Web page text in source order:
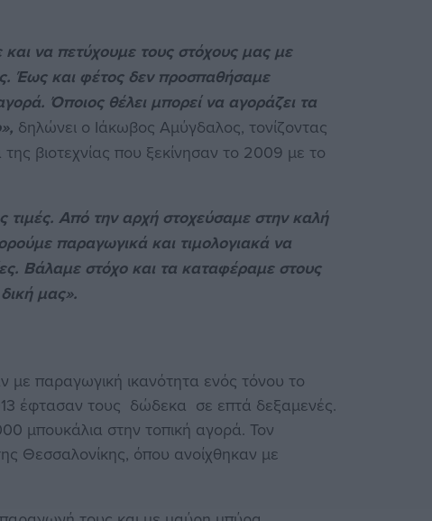
να πετύχουμε τους στόχους μας με
Έως και φέτος δεν προσπαθήσαμε
Όποιος θέλει μπορεί να αγοράζει τα
δηλώνει ο Ιάκωβος Αμύγδαλος, τονίζοντας
βιοτεχνίας που ξεκίνησαν το 2009 με το
Από την αρχή στοχεύσαμε στην καλή
παραγωγικά και τιμολογιακά να
Βάλαμε στόχο και τα καταφέραμε στους
μας».
με παραγωγική ικανότητα ενός τόνου το
έφτασαν τους δώδεκα σε επτά δεξαμενές.
μπουκάλια στην τοπική αγορά. Τον
Θεσσαλονίκης, όπου ανοίχθηκαν με